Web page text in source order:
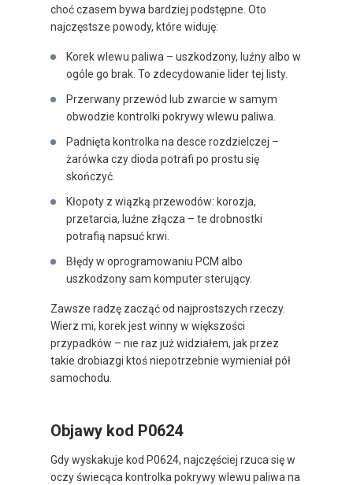
choć czasem bywa bardziej podstępne. Oto
najczęstsze powody, które widuję:
Korek wlewu paliwa – uszkodzony, luźny albo w
ogóle go brak. To zdecydowanie lider tej listy.
Przerwany przewód lub zwarcie w samym
obwodzie kontrolki pokrywy wlewu paliwa.
Padnięta kontrolka na desce rozdzielczej –
żarówka czy dioda potrafi po prostu się
skończyć.
Kłopoty z wiązką przewodów: korozja,
przetarcia, luźne złącza – te drobnostki
potrafią napsuć krwi.
Błędy w oprogramowaniu PCM albo
uszkodzony sam komputer sterujący.
Zawsze radzę zacząć od najprostszych rzeczy.
Wierz mi, korek jest winny w większości
przypadków – nie raz już widziałem, jak przez
takie drobiazgi ktoś niepotrzebnie wymieniał pół
samochodu.
Objawy kod P0624
Gdy wyskakuje kod P0624, najczęściej rzuca się w
oczy świecąca kontrolka pokrywy wlewu paliwa na